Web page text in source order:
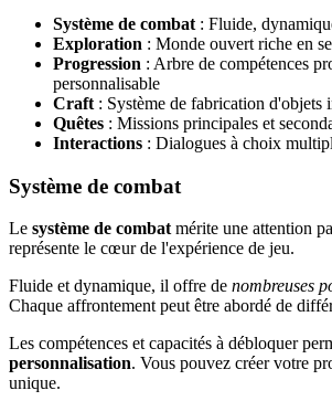
Système de combat : Fluide,
Exploration : Monde ouvert riche en
Progression : Arbre de compétences
personnalisable
Craft : Système de fabrication d'objets
Quêtes : Missions principales et
Interactions : Dialogues à choix
Système de combat
Le système de combat mérite une attention
représente le cœur de l'expérience de jeu.
Fluide et dynamique, il offre de nombreuses
Chaque affrontement peut être abordé de
Les compétences et capacités à débloquer
personnalisation. Vous pouvez créer votre
unique.